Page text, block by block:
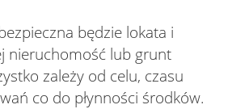
będzie lokata i
nieruchomość lub grunt
zależy od celu, czasu
co do płynności środków.